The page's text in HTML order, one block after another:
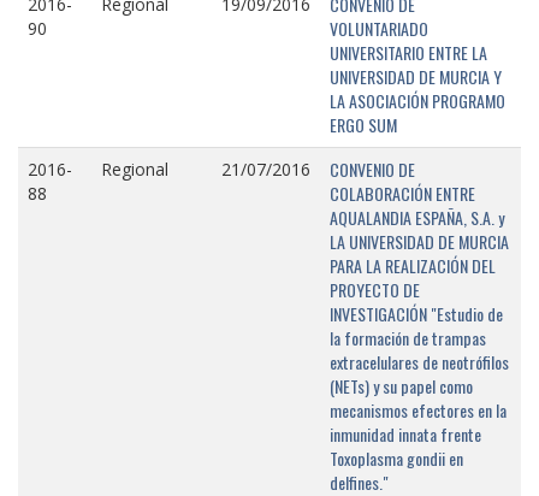
90
VOLUNTARIADO
UNIVERSITARIO ENTRE LA
UNIVERSIDAD DE MURCIA Y
LA ASOCIACIÓN PROGRAMO
ERGO SUM
2016-
88
Regional 21/07/2016
CONVENIO DE
COLABORACIÓN ENTRE
AQUALANDIA ESPAÑA, S.A. y
LA UNIVERSIDAD DE MURCIA
PARA LA REALIZACIÓN DEL
PROYECTO DE
INVESTIGACIÓN "Estudio de
la formación de trampas
extracelulares de neotrófilos
(NETs) y su papel como
mecanismos efectores en la
inmunidad innata frente
Toxoplasma gondii en
delfines."